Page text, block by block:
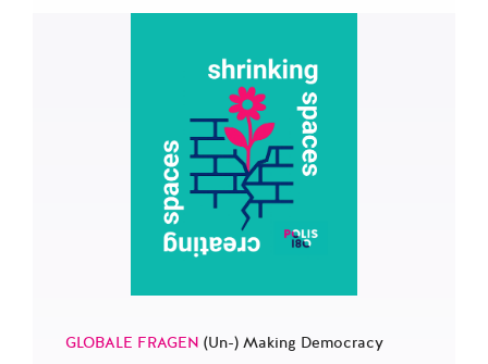
GLOBALE FRAGEN (Un-) Making Democracy